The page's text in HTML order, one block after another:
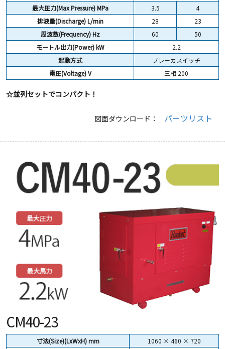
最大圧力(Max Pressure) MPa
3.5
4
排液量(Discharge) L/min
28
23
周波数(Frequency) Hz
60
50
モートル出力(Power) kW
2.2
起動方式
ブレーカスイッチ
電圧(Voltage) V
三相 200
☆並列セットでコンパクト！
図面ダウンロード： パーツリスト
CM40-23
寸法(Size)(LxWxH) mm
1060 × 460 × 720